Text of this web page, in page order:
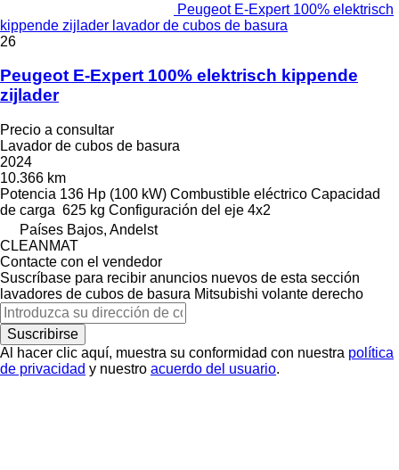
Peugeot E-Expert 100% elektrisch
kippende zijlader lavador de cubos de basura
26
Peugeot E-Expert 100% elektrisch kippende
zijlader
Precio a consultar
Lavador de cubos de basura
2024
10.366 km
Potencia 136 Hp (100 kW) Combustible eléctrico Capacidad
de carga 625 kg Configuración del eje 4x2
Países Bajos, Andelst
CLEANMAT
Contacte con el vendedor
Suscríbase para recibir anuncios nuevos de esta sección
lavadores de cubos de basura Mitsubishi volante derecho
Suscribirse
Al hacer clic aquí, muestra su conformidad con nuestra política
de privacidad y nuestro acuerdo del usuario.